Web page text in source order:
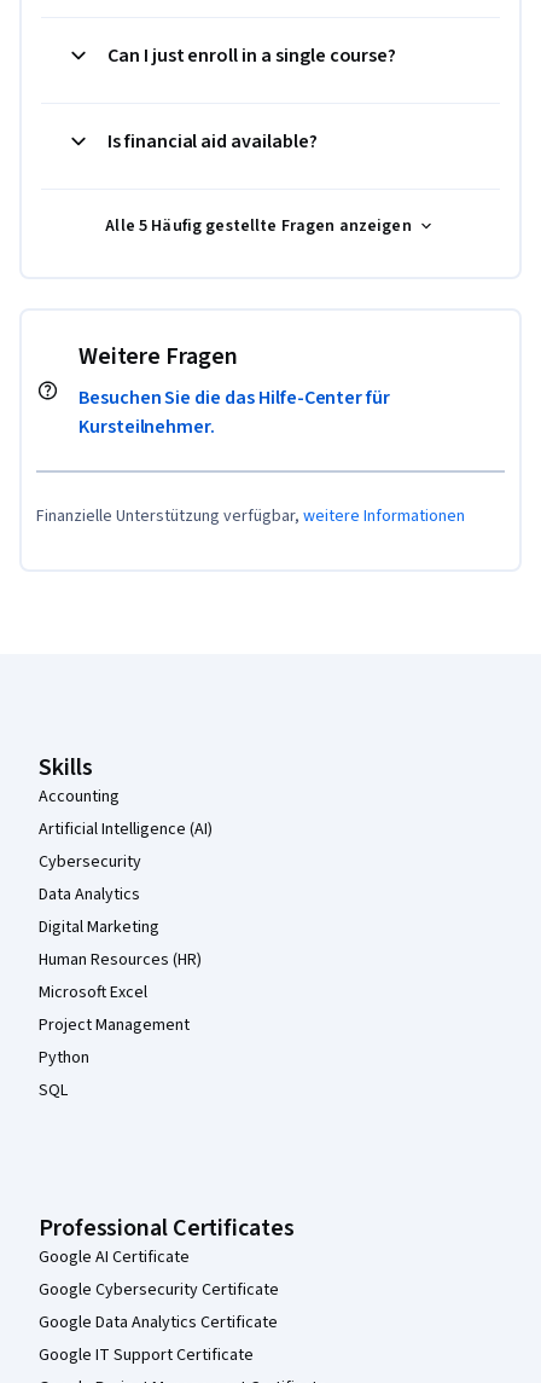
Can I just enroll in a single course?
Is financial aid available?
Alle 5 Häufig gestellte Fragen anzeigen
Weitere Fragen
Besuchen Sie die das Hilfe-Center für
Kursteilnehmer.
Finanzielle Unterstützung verfügbar, weitere Informationen
Skills
Accounting
Artificial Intelligence (AI)
Cybersecurity
Data Analytics
Digital Marketing
Human Resources (HR)
Microsoft Excel
Project Management
Python
SQL
Professional Certificates
Google AI Certificate
Google Cybersecurity Certificate
Google Data Analytics Certificate
Google IT Support Certificate